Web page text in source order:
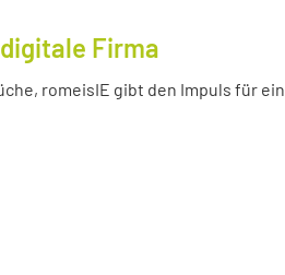
Firma
romeisIE gibt den Impuls für ein